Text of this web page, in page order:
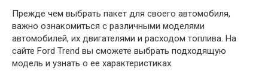
Прежде чем выбрать пакет для своего автомобиля,
важно ознакомиться с различными моделями
автомобилей, их двигателями и расходом топлива. На
сайте Ford Trend вы сможете выбрать подходящую
модель и узнать о ее характеристиках.